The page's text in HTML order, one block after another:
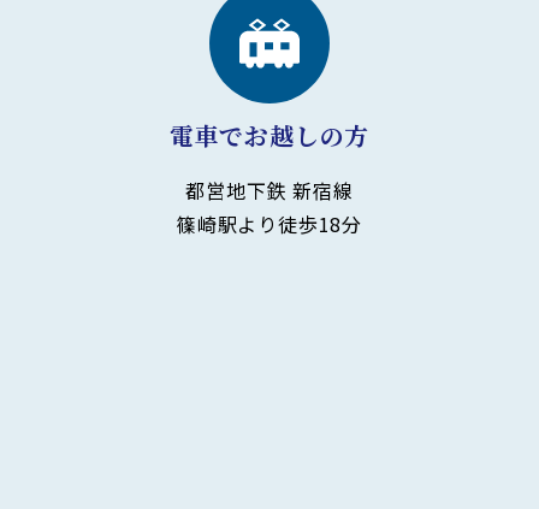
電車でお越しの方
都営地下鉄 新宿線
篠崎駅より徒歩18分